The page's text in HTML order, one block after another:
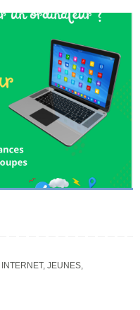
INTERNET, JEUNES,